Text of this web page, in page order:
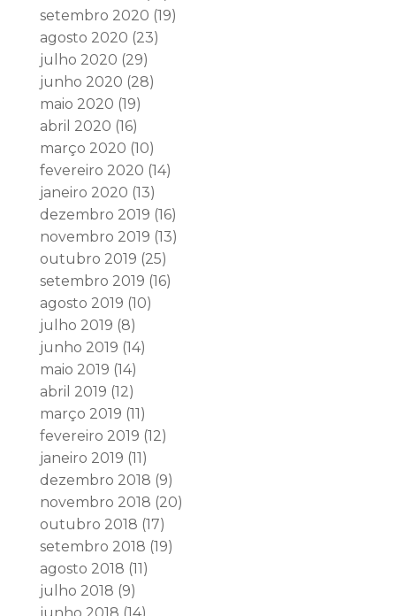
setembro 2020 (19)
agosto 2020 (23)
julho 2020 (29)
junho 2020 (28)
maio 2020 (19)
abril 2020 (16)
março 2020 (10)
fevereiro 2020 (14)
janeiro 2020 (13)
dezembro 2019 (16)
novembro 2019 (13)
outubro 2019 (25)
setembro 2019 (16)
agosto 2019 (10)
julho 2019 (8)
junho 2019 (14)
maio 2019 (14)
abril 2019 (12)
março 2019 (11)
fevereiro 2019 (12)
janeiro 2019 (11)
dezembro 2018 (9)
novembro 2018 (20)
outubro 2018 (17)
setembro 2018 (19)
agosto 2018 (11)
julho 2018 (9)